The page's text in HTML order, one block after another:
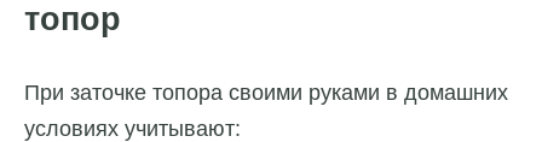
топор
При заточке топора своими руками в домашних
условиях учитывают: